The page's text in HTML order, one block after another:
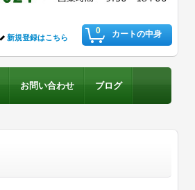
0 カートの中身
新規登録はこちら
お問い合わせ ブログ